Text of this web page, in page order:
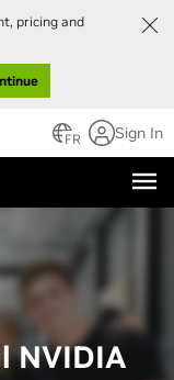
pricing and
FR Sign In
NVIDIA